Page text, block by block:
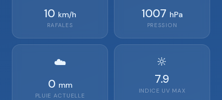
10 km/h
RAFALES
1007 hPa
PRESSION
☁️
0 mm
PLUIE ACTUELLE
🔆
7.9
INDICE UV MAX